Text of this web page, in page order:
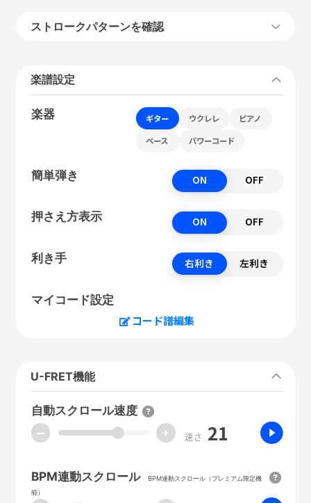
ストロークパターンを確認
楽譜設定
楽器 ギター ウクレレ ピアノ
ベース パワーコード
簡単弾き ON OFF
押さえ方表示 ON OFF
利き手 右利き 左利き
マイコード設定
コード譜編集
U-FRET機能
自動スクロール速度
ー + 速さ 21
BPM連動スクロール
BPM連動スクロール（プレミアム限定機
能）